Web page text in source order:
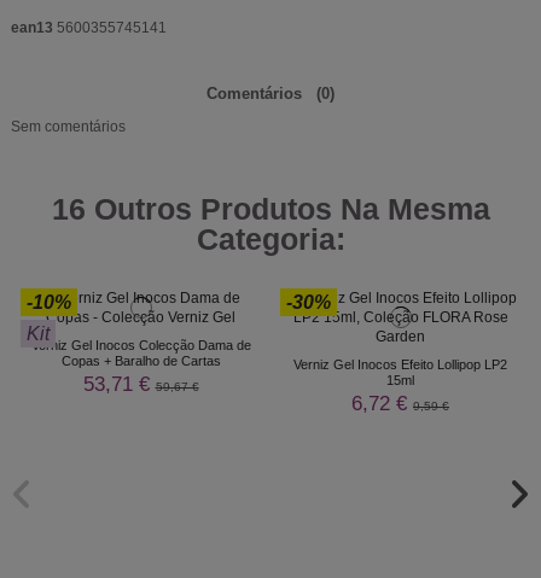
ean13 5600355745141
Comentários (0)
Sem comentários
16 Outros Produtos Na Mesma
Categoria:
-10%
Kit
Verniz Gel Inocos Colecção Dama de
Copas + Baralho de Cartas
53,71 €59,67 €
-30%
Verniz Gel Inocos Efeito Lollipop LP2
15ml
6,72 € 9,59 €